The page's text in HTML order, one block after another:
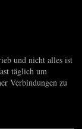
und nicht alles ist
täglich um
Verbindungen zu